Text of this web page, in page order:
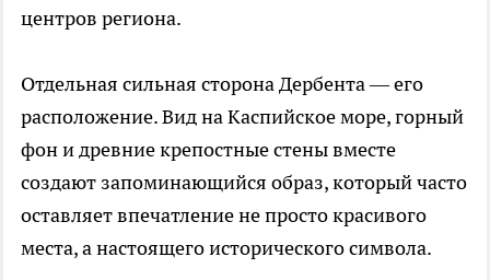
центров региона.
Отдельная сильная сторона Дербента — его
расположение. Вид на Каспийское море, горный
фон и древние крепостные стены вместе
создают запоминающийся образ, который часто
оставляет впечатление не просто красивого
места, а настоящего исторического символа.